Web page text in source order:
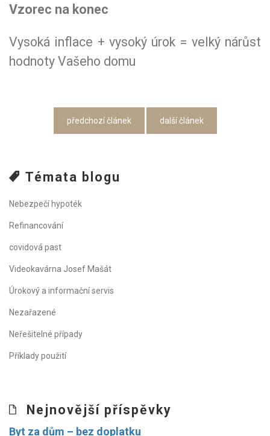
Vzorec na konec
Vysoká inflace + vysoký úrok = velký nárůst
hodnoty Vašeho domu
předchozí článek další článek
Témata blogu
Nebezpečí hypoték
Refinancování
covidová past
Videokavárna Josef Mašát
Úrokový a informační servis
Nezařazené
Neřešitelné případy
Příklady použití
Nejnovější příspěvky
Byt za dům – bez doplatku